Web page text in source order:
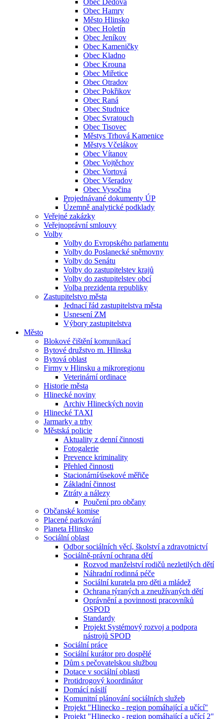
Obec Dědová
Obec Hamry
Město Hlinsko
Obec Holetín
Obec Jeníkov
Obec Kameničky
Obec Kladno
Obec Krouna
Obec Miřetice
Obec Otradov
Obec Pokřikov
Obec Raná
Obec Studnice
Obec Svratouch
Obec Tisovec
Městys Trhová Kamenice
Městys Včelákov
Obec Vítanov
Obec Vojtěchov
Obec Vortová
Obec Všeradov
Obec Vysočina
Projednávané dokumenty ÚP
Územně analytické podklady
Veřejné zakázky
Veřejnoprávní smlouvy
Volby
Volby do Evropského parlamentu
Volby do Poslanecké sněmovny
Volby do Senátu
Volby do zastupitelstev krajů
Volby do zastupitelstev obcí
Volba prezidenta republiky
Zastupitelstvo města
Jednací řád zastupitelstva města
Usnesení ZM
Výbory zastupitelstva
Město
Blokové čištění komunikací
Bytové družstvo m. Hlinska
Bytová oblast
Firmy v Hlinsku a mikroregionu
Veterinární ordinace
Historie města
Hlinecké noviny
Archiv Hlineckých novin
Hlinecké TAXI
Jarmarky a trhy
Městská policie
Aktuality z denní činnosti
Fotogalerie
Prevence kriminality
Přehled činnosti
Stacionární⁄úsekové měřiče
Základní činnost
Ztráty a nálezy
Poučení pro občany
Občanské komise
Placené parkování
Planeta Hlinsko
Sociální oblast
Odbor sociálních věcí, školství a zdravotnictví
Sociálně-právní ochrana dětí
Rozvod manželství rodičů nezletilých dětí
Náhradní rodinná péče
Sociální kuratela pro děti a mládež
Ochrana týraných a zneužívaných dětí
Oprávnění a povinnosti pracovníků
OSPOD
Standardy
Projekt Systémový rozvoj a podpora
nástrojů SPOD
Sociální práce
Sociální kurátor pro dospělé
Dům s pečovatelskou službou
Dotace v sociální oblasti
Protidrogový koordinátor
Domácí násilí
Komunitní plánování sociálních služeb
Projekt "Hlinecko - region pomáhající a učící"
Projekt "Hlinecko - region pomáhající a učící 2"